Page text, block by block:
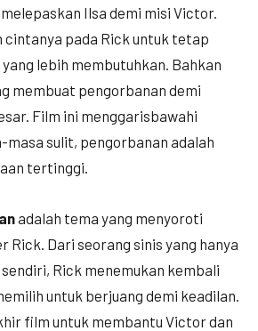
Ilsa demi misi Victor.
cintanya pada Rick untuk tetap
lebih membutuhkan. Bahkan
membuat pengorbanan demi
Film ini menggarisbawahi
masa sulit, pengorbanan adalah
tertinggi.
adalah tema yang menyoroti
Rick. Dari seorang sinis yang hanya
Rick menemukan kembali
untuk berjuang demi keadilan.
film untuk membantu Victor dan